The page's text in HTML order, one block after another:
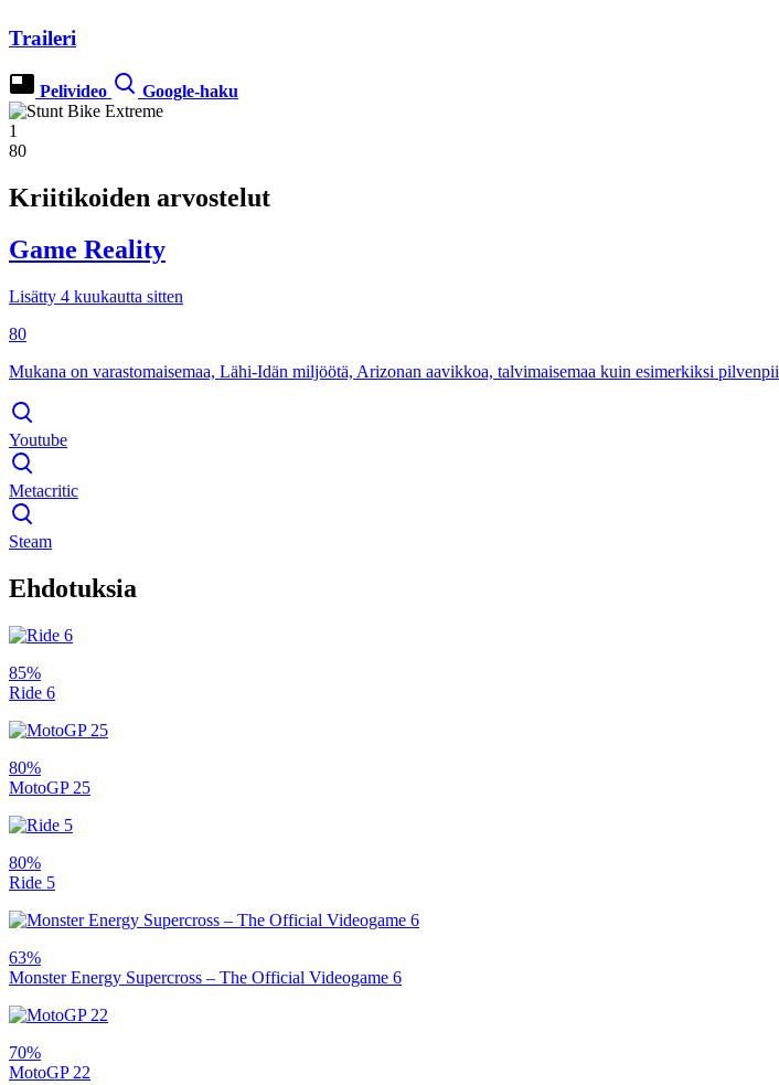
Traileri
Pelivideo Google-haku
1
80
Kriitikoiden arvostelut
Game Reality
Lisätty 4 kuukautta sitten
80
Mukana on varastomaisemaa, Lähi-Idän miljöötä, Arizonan aavikkoa, talvimaisemaa kuin esimerkiksi
Youtube
Metacritic
Steam
Ehdotuksia
85%
Ride 6
80%
MotoGP 25
80%
Ride 5
63%
Monster Energy Supercross – The Official Videogame 6
70%
MotoGP 22